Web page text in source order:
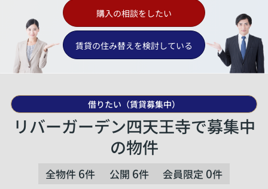
購入の相談をしたい
賃貸の住み替えを検討している
借りたい（賃貸募集中）
リバーガーデン四天王寺で募集中
の物件
全物件 6件 公開 6件 会員限定 0件